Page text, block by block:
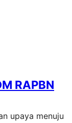
RAPBN
upaya menuju